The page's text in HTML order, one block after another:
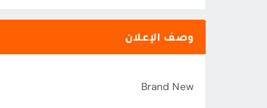
وصف الإعلان
Brand New